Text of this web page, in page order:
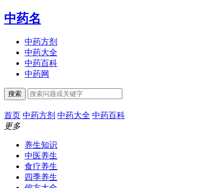
中药名
中药方剂
中药大全
中药百科
中药网
搜索
首页 中药方剂 中药大全 中药百科
更多
养生知识
中医养生
食疗养生
四季养生